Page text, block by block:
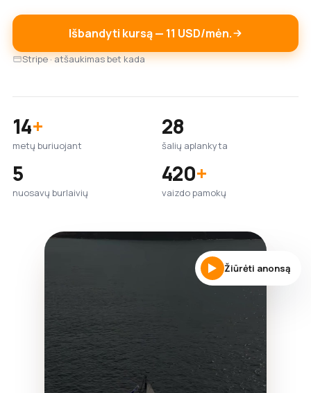
Išbandyti kursą — 11 USD/mėn.
Stripe · atšaukimas bet kada
14+
metų buriuojant
28
šalių aplankyta
5
nuosavų burlaivių
420+
vaizdo pamokų
Žiūrėti anonsą